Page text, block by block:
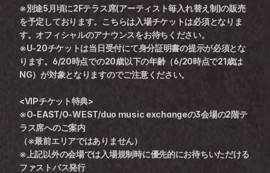
※別途5月頃に2Fテラス席(アーティスト毎入れ替え制)の販売
を予定しております。こちらは入場チケットは必須となりま
す。オフィシャルのアナウンスをお待ちください。
※U-20チケットは当日受付にて身分証明書の提示が必須とな
ります。6/20時点での20歳以下の年齢（6/20時点で21歳は
NG）が対象となりますのでご注意ください。
<VIPチケット特典>
※O-EAST/O-WEST/duo music exchangeの3会場の2階テ
ラス席へのご案内
（※最前エリアではありません）
※上記以外の会場では入場規制時に優先的にお待ちいただける
ファストパス発行